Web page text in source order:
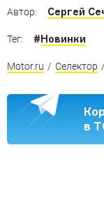
Автор: Сергей
Тег: #Новинки
Motor.ru / Селектор /
в